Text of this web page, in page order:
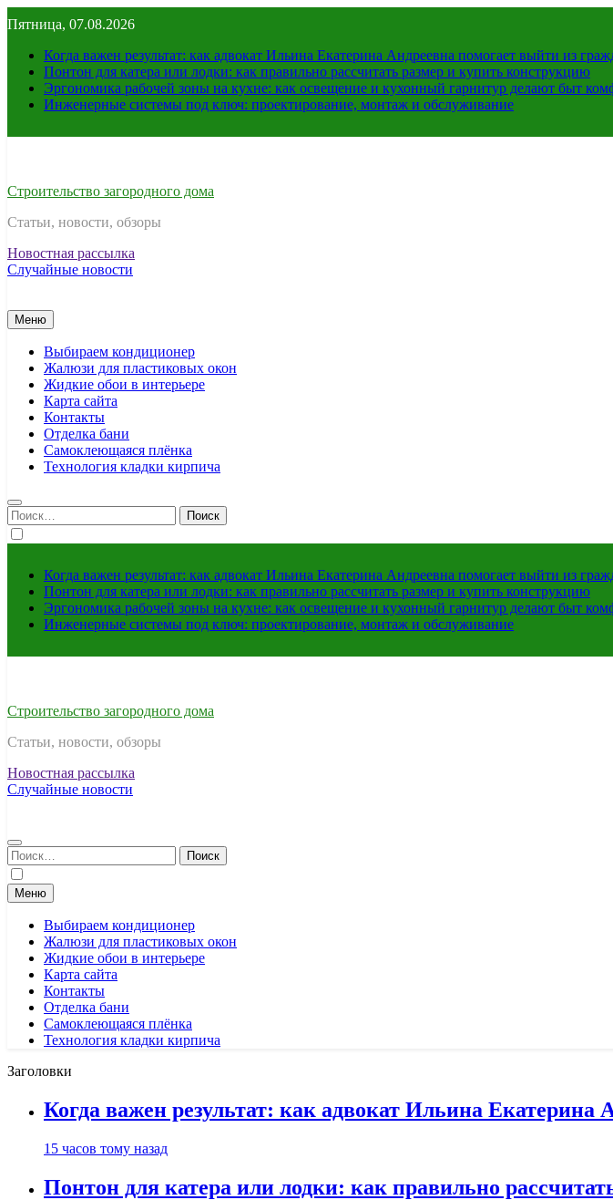
к
содержимому
Пятница, 07.08.2026
Когда важен результат: как адвокат Ильина Екатерина Андреевна помогает выйти из
Понтон для катера или лодки: как правильно рассчитать размер и купить конструкцию
Эргономика рабочей зоны на кухне: как освещение и кухонный гарнитур делают быт
Инженерные системы под ключ: проектирование, монтаж и обслуживание
Строительство загородного дома
Статьи, новости, обзоры
Новостная рассылка
Случайные новости
Меню
Выбираем кондиционер
Жалюзи для пластиковых окон
Жидкие обои в интерьере
Карта сайта
Контакты
Отделка бани
Самоклеющаяся плёнка
Технология кладки кирпича
Найти:
Когда важен результат: как адвокат Ильина Екатерина Андреевна помогает выйти из
Понтон для катера или лодки: как правильно рассчитать размер и купить конструкцию
Эргономика рабочей зоны на кухне: как освещение и кухонный гарнитур делают быт
Инженерные системы под ключ: проектирование, монтаж и обслуживание
Строительство загородного дома
Статьи, новости, обзоры
Новостная рассылка
Случайные новости
Найти:
Меню
Выбираем кондиционер
Жалюзи для пластиковых окон
Жидкие обои в интерьере
Карта сайта
Контакты
Отделка бани
Самоклеющаяся плёнка
Технология кладки кирпича
Заголовки
Когда важен результат: как адвокат Ильина Екатерина
15 часов тому назад
Понтон для катера или лодки: как правильно